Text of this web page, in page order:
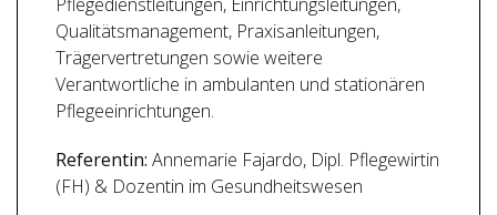
Qualitätsmanagement, Praxisanleitungen,
Trägervertretungen sowie weitere
Verantwortliche in ambulanten und stationären
Pflegeeinrichtungen.
Referentin: Annemarie Fajardo, Dipl. Pflegewirtin
(FH) & Dozentin im Gesundheitswesen